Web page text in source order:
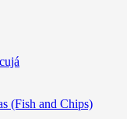
(Fish and Chips)